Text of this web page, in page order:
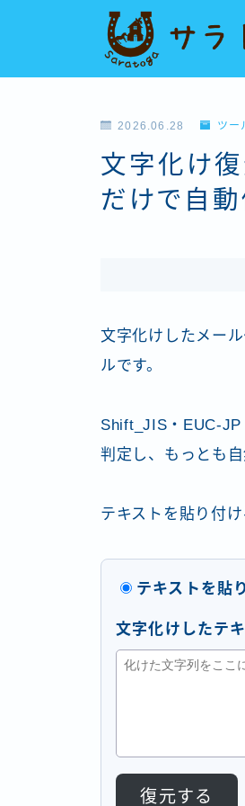
2026.06.28 ツー
文字化け
だけで自動
文字化けしたメー
ルです。
Shift_JIS・EUC-
判定し、もっとも
テキストを貼り付
テキストを貼
文字化けしたテ
復元する